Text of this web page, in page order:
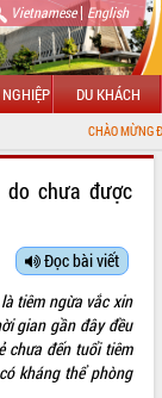
Vietnamese| English
DU KHÁCH
CHÀO MỪNG ĐẾN VỚI CỔNG
chưa được
Đọc bài viết
tiêm ngừa vắc xin
gian gần đây đều
chưa đến tuổi tiêm
kháng thể phòng